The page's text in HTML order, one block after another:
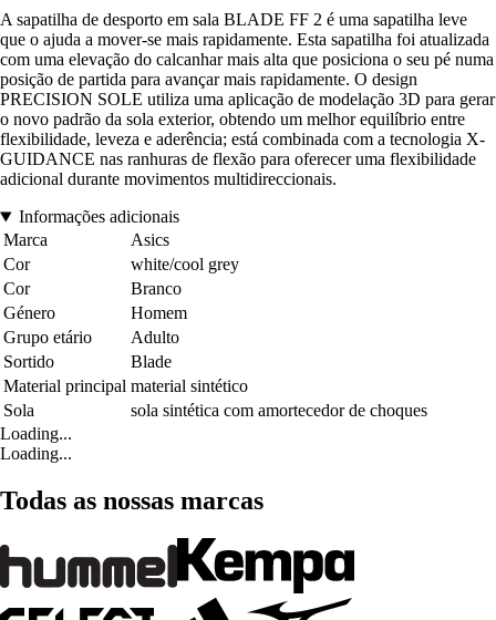
A sapatilha de desporto em sala BLADE FF 2 é uma sapatilha leve
que o ajuda a mover-se mais rapidamente. Esta sapatilha foi atualizada
com uma elevação do calcanhar mais alta que posiciona o seu pé numa
posição de partida para avançar mais rapidamente. O design
PRECISION SOLE utiliza uma aplicação de modelação 3D para gerar
o novo padrão da sola exterior, obtendo um melhor equilíbrio entre
flexibilidade, leveza e aderência; está combinada com a tecnologia X-
GUIDANCE nas ranhuras de flexão para oferecer uma flexibilidade
adicional durante movimentos multidireccionais.
Informações adicionais
Marca
Asics
Cor
white/cool grey
Cor
Branco
Género
Homem
Grupo etário
Adulto
Sortido
Blade
Material principal material sintético
Sola
sola sintética com amortecedor de choques
Loading...
Loading...
Todas as nossas marcas